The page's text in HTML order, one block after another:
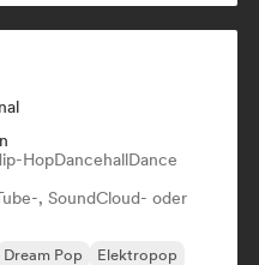
HopDancehallDance
, SoundCloud- oder
Dream Pop
Elektropop